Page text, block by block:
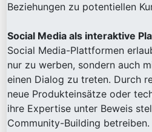
Beziehungen zu potentiellen
Social Media als interaktive
Social Media-Plattformen
nur zu werben, sondern auch
einen Dialog zu treten. Durch
neue Produkteinsätze oder
ihre Expertise unter Beweis
Community-Building betreiben.